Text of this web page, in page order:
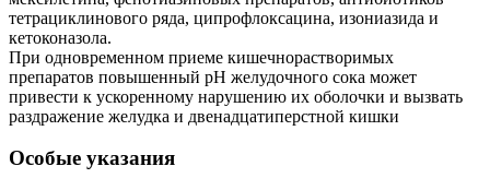
тетрациклинового ряда, ципрофлоксацина, изониазида и
кетоконазола.
При одновременном приеме кишечнорастворимых
препаратов повышенный рН желудочного сока может
привести к ускоренному нарушению их оболочки и вызвать
раздражение желудка и двенадцатиперстной кишки
Особые указания